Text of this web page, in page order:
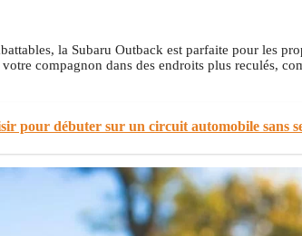
la Subaru Outback est parfaite pour les
compagnon dans des endroits plus reculés,
pour débuter sur un circuit automobile sans